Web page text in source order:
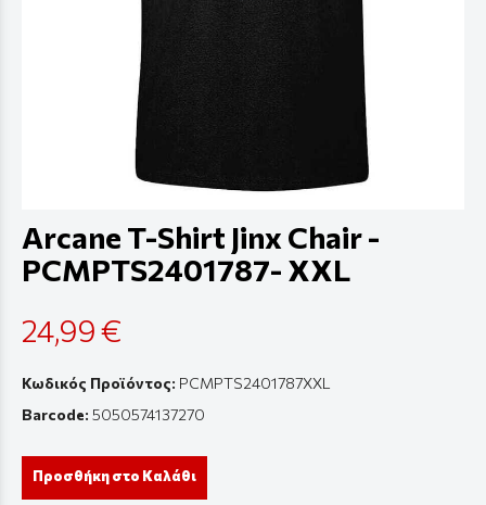
Arcane T-Shirt Jinx Chair -
PCMPTS2401787- XXL
24,99 €
Κωδικός Προϊόντος: PCMPTS2401787XXL
Barcode: 5050574137270
Προσθήκη στο Καλάθι